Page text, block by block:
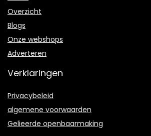
Overzicht
Blogs
Onze webshops
Adverteren
Verklaringen
Privacybeleid
algemene voorwaarden
Gelieerde openbaarmaking